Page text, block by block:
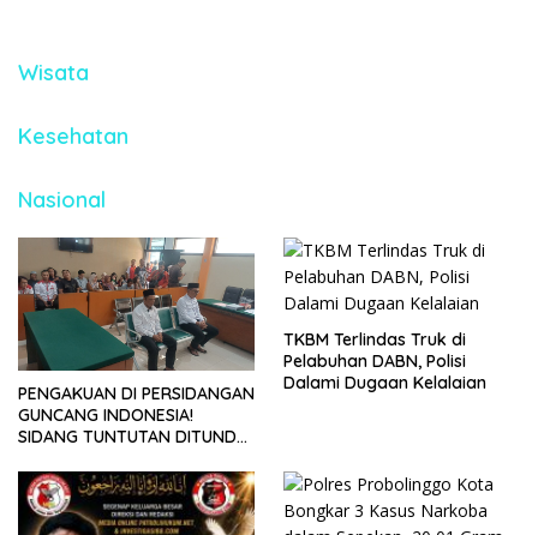
Wisata
Kesehatan
Nasional
PENGAKUAN DI PERSIDANGAN
GUNCANG INDONESIA!
SIDANG TUNTUTAN DITUNDA,
MENGAMUK DI PN MALANG
TKBM Terlindas Truk di
Pelabuhan DABN, Polisi
Dalami Dugaan Kelalaian